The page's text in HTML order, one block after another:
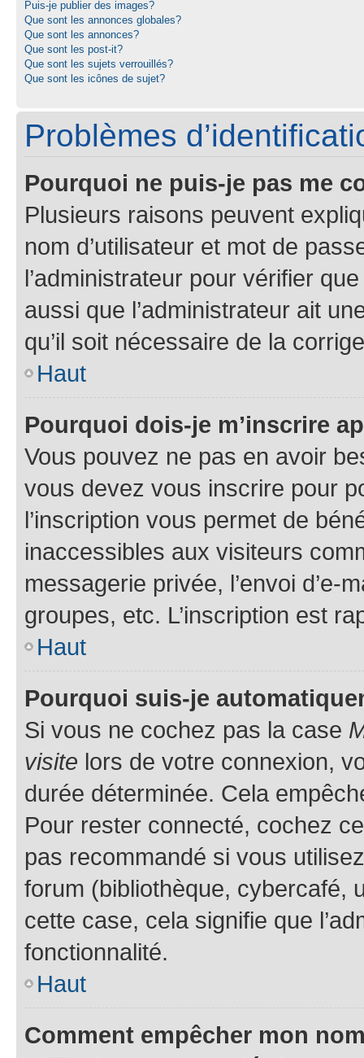
Puis-je publier des images?
Que sont les annonces globales?
Que sont les annonces?
Que sont les post-it?
Que sont les sujets verrouillés?
Que sont les icônes de sujet?
Problèmes
Pourquoi ne puis-je pas me
Plusieurs raisons peuvent
nom d’utilisateur et mot de
l’administrateur pour vérifier
aussi que l’administrateur ait
qu’il soit nécessaire de la
Haut
Pourquoi dois-je m’inscrire
Vous pouvez ne pas en avoir
vous devez vous inscrire pour
l’inscription vous permet de
inaccessibles aux visiteurs
messagerie privée, l’envoi d’e-
groupes, etc. L’inscription est
Haut
Pourquoi suis-je
Si vous ne cochez pas la case
visite lors de votre connexion,
durée déterminée. Cela
Pour rester connecté, cochez
pas recommandé si vous
forum (bibliothèque, cybercafé,
cette case, cela signifie que
fonctionnalité.
Haut
Comment empêcher mon